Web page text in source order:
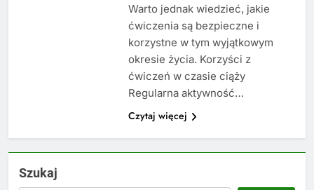
Warto jednak wiedzieć, jakie
ćwiczenia są bezpieczne i
korzystne w tym wyjątkowym
okresie życia. Korzyści z
ćwiczeń w czasie ciąży
Regularna aktywność…
Czytaj więcej
Szukaj